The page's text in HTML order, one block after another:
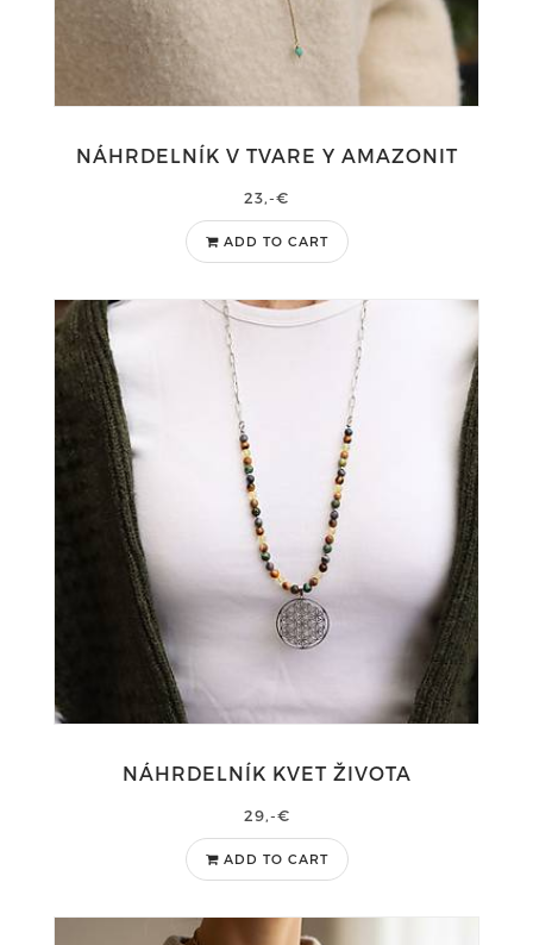
NÁHRDELNÍK V TVARE Y AMAZONIT
23,-€
ADD TO CART
NÁHRDELNÍK KVET ŽIVOTA
29,-€
ADD TO CART